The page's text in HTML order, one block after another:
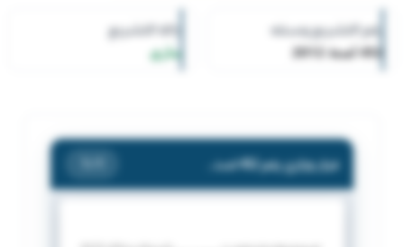
رقم التشريع وسنته
452 لسنة 2012
حالة التشريع
ساري